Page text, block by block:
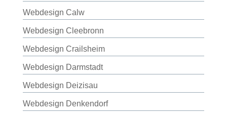
Webdesign Calw
Webdesign Cleebronn
Webdesign Crailsheim
Webdesign Darmstadt
Webdesign Deizisau
Webdesign Denkendorf